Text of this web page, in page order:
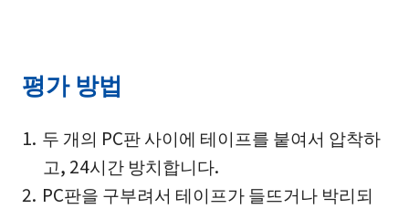
평가 방법
두 개의 PC판 사이에 테이프를 붙여서 압착하
고, 24시간 방치합니다.
PC판을 구부려서 테이프가 들뜨거나 박리되